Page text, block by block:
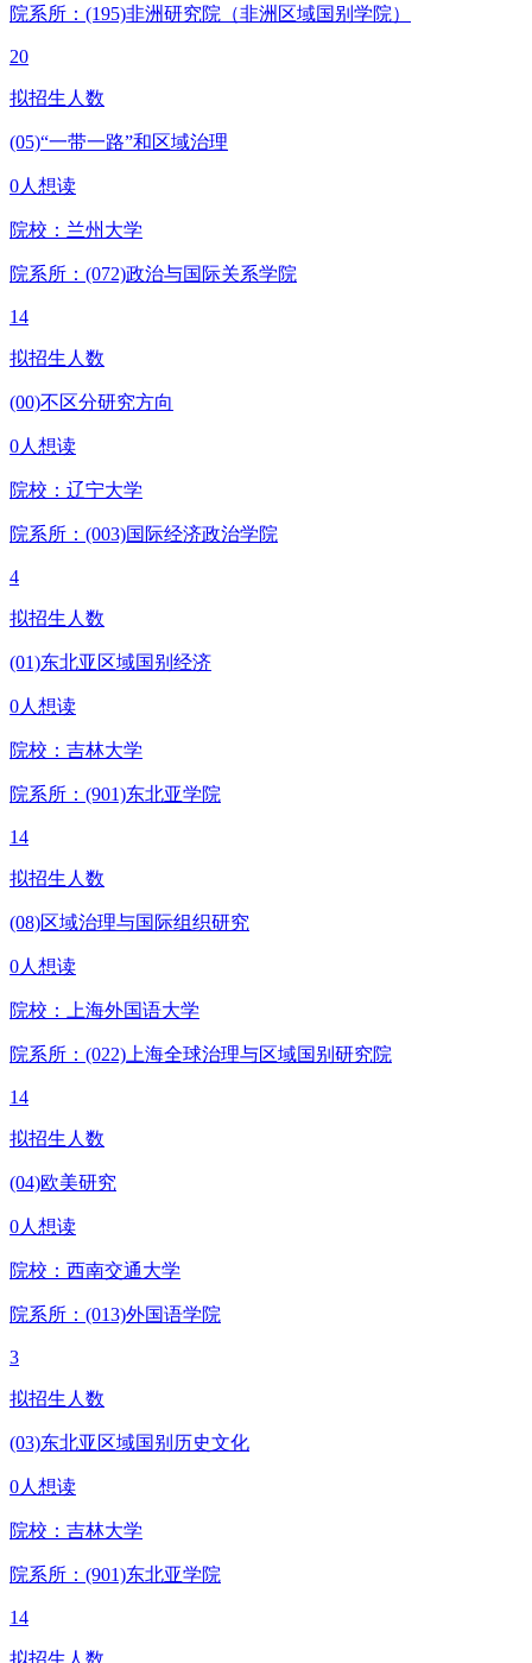
院系所：(195)非洲研究院（非洲区域国别学院）
20
拟招生人数
(05)“一带一路”和区域治理
0人想读
院校： 兰州大学
院系所：(072)政治与国际关系学院
14
拟招生人数
(00)不区分研究方向
0人想读
院校： 辽宁大学
院系所：(003)国际经济政治学院
4
拟招生人数
(01)东北亚区域国别经济
0人想读
院校： 吉林大学
院系所：(901)东北亚学院
14
拟招生人数
(08)区域治理与国际组织研究
0人想读
院校： 上海外国语大学
院系所：(022) 上海全球治理与区域国别研究院
14
拟招生人数
(04)欧美研究
0人想读
院校： 西南交通大学
院系所：(013)外国语学院
3
拟招生人数
(03)东北亚区域国别历史文化
0人想读
院校： 吉林大学
院系所：(901)东北亚学院
14
拟招生人数